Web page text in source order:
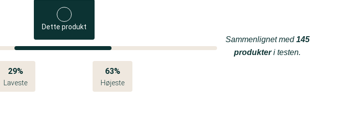
Dette produkt
29%
Laveste
63%
Højeste
Sammenlignet med145
produkteri testen.